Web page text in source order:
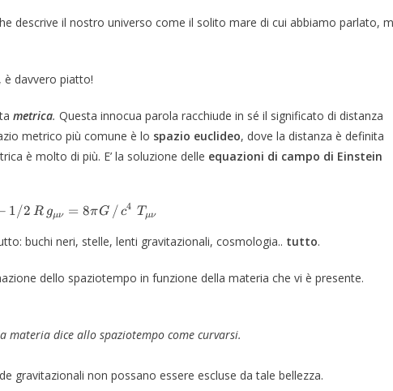
descrive il nostro universo come il solito mare di cui abbiamo parlato,
è davvero piatto!
metrica. Questa innocua parola racchiude in sé il significato di distanza
metrico più comune è lo spazio euclideo, dove la distanza è definita
è molto di più. E’ la soluzione delle equazioni di campo di Einstein
R_{\mu\nu}- 1/2 \,R\, g_{\mu\nu} = 8 \pi G\,/
1/2 R gμν = 8πG / c4 T μν
buchi neri, stelle, lenti gravitazionali, cosmologia.. tutto.
dello spaziotempo in funzione della materia che vi è presente.
materia dice allo spaziotempo come curvarsi.
gravitazionali non possano essere escluse da tale bellezza.